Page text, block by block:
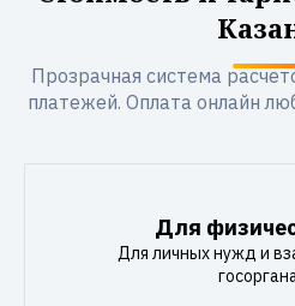
Прозрачная система
платежей. Оплата онлайн
Для
Для личных нужд и